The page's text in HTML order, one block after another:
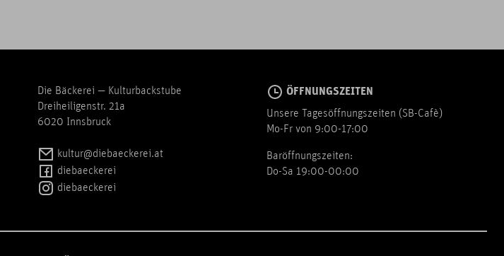
Die Bäckerei — Kulturbackstube
Dreiheiligenstr. 21a
6020 Innsbruck
kultur@diebaeckerei.at
diebaeckerei
diebaeckerei
ÖFFNUNGSZEITEN
Unsere Tagesöffnungszeiten (SB-Cafè)
Mo-Fr von 9:00-17:00
Baröffnungszeiten:
Do-Sa 19:00-00:00